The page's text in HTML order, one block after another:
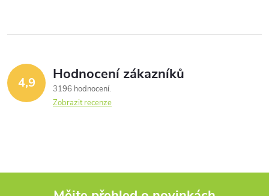
4,9 Hodnocení zákazníků
3196 hodnocení
Zobrazit recenze